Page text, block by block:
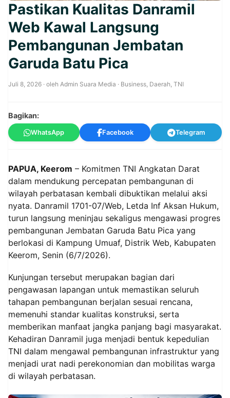
Pastikan Kualitas Danramil
Web Kawal Langsung
Pembangunan Jembatan
Garuda Batu Pica
Juli 8, 2026 · oleh Admin Suara Media · Business, Daerah, TNI
Bagikan:
WhatsApp Facebook Telegram
PAPUA, Keerom – Komitmen TNI Angkatan Darat
dalam mendukung percepatan pembangunan di
wilayah perbatasan kembali dibuktikan melalui aksi
nyata. Danramil 1701-07/Web, Letda Inf Aksan Hukum,
turun langsung meninjau sekaligus mengawasi progres
pembangunan Jembatan Garuda Batu Pica yang
berlokasi di Kampung Umuaf, Distrik Web, Kabupaten
Keerom, Senin (6/7/2026).
Kunjungan tersebut merupakan bagian dari
pengawasan lapangan untuk memastikan seluruh
tahapan pembangunan berjalan sesuai rencana,
memenuhi standar kualitas konstruksi, serta
memberikan manfaat jangka panjang bagi masyarakat.
Kehadiran Danramil juga menjadi bentuk kepedulian
TNI dalam mengawal pembangunan infrastruktur yang
menjadi urat nadi perekonomian dan mobilitas warga
di wilayah perbatasan.